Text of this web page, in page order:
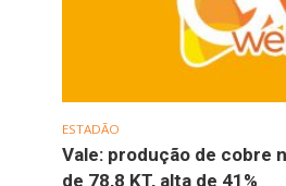
ESTADÃO
Vale: produção de cobre
de 78,8 KT, alta de 41%